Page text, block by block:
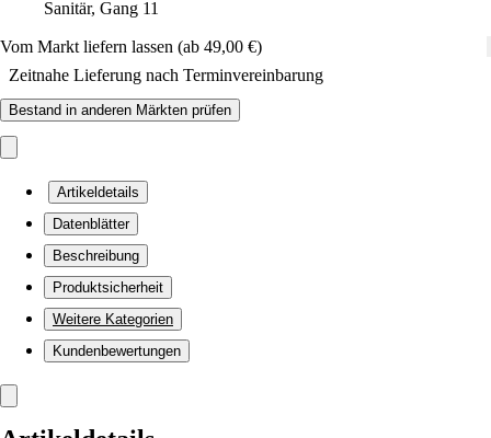
Sanitär, Gang 11
Vom Markt liefern lassen (ab 49,00 €)
Zeitnahe Lieferung nach Terminvereinbarung
Bestand in anderen Märkten prüfen
Artikeldetails
Datenblätter
Beschreibung
Produktsicherheit
Weitere Kategorien
Kundenbewertungen